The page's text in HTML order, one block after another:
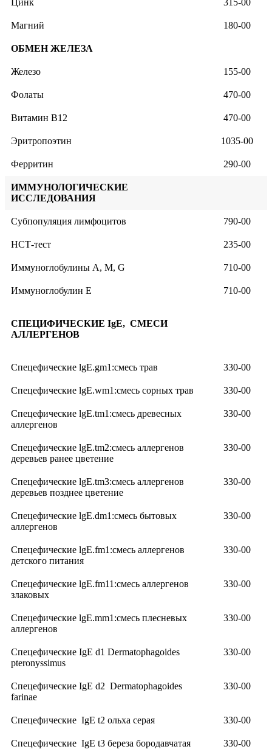
Цинк 315-00
Магний 180-00
ОБМЕН ЖЕЛЕЗА
Железо 155-00
Фолаты 470-00
Витамин В12 470-00
Эритропоэтин 1035-00
Ферритин 290-00
ИММУНОЛОГИЧЕСКИЕ
ИССЛЕДОВАНИЯ
Субпопуляция лимфоцитов 790-00
НСТ-тест 235-00
Иммуноглобулины A, M, G 710-00
Иммуноглобулин E 710-00
СПЕЦИФИЧЕСКИЕ IgE, СМЕСИ
АЛЛЕРГЕНОВ
Спецефические lgE.gm1:смесь трав 330-00
Спецефические lgE.wm1:смесь сорных трав 330-00
Спецефические lgE.tm1:смесь древесных
аллергенов
330-00
Спецефические lgE.tm2:смесь аллергенов
деревьев ранее цветение
330-00
Спецефические lgE.tm3:смесь аллергенов
деревьев позднее цветение
330-00
Спецефические lgE.dm1:смесь бытовых
аллергенов
330-00
Спецефические lgE.fm1:смесь аллергенов
детского питания
330-00
Спецефические lgE.fm11:смесь аллергенов
злаковых
330-00
Спецефические lgE.mm1:смесь плесневых
аллергенов
330-00
Спецефические IgE d1 Dermatophagoides
pteronyssimus
330-00
Спецефические IgE d2 Dermatophagoides
farinae
330-00
Спецефические IgE t2 ольха серая 330-00
Спецефические IgE t3 береза бородавчатая 330-00